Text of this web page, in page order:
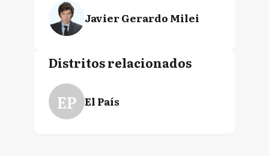
Javier Gerardo Milei
Distritos relacionados
EP El País